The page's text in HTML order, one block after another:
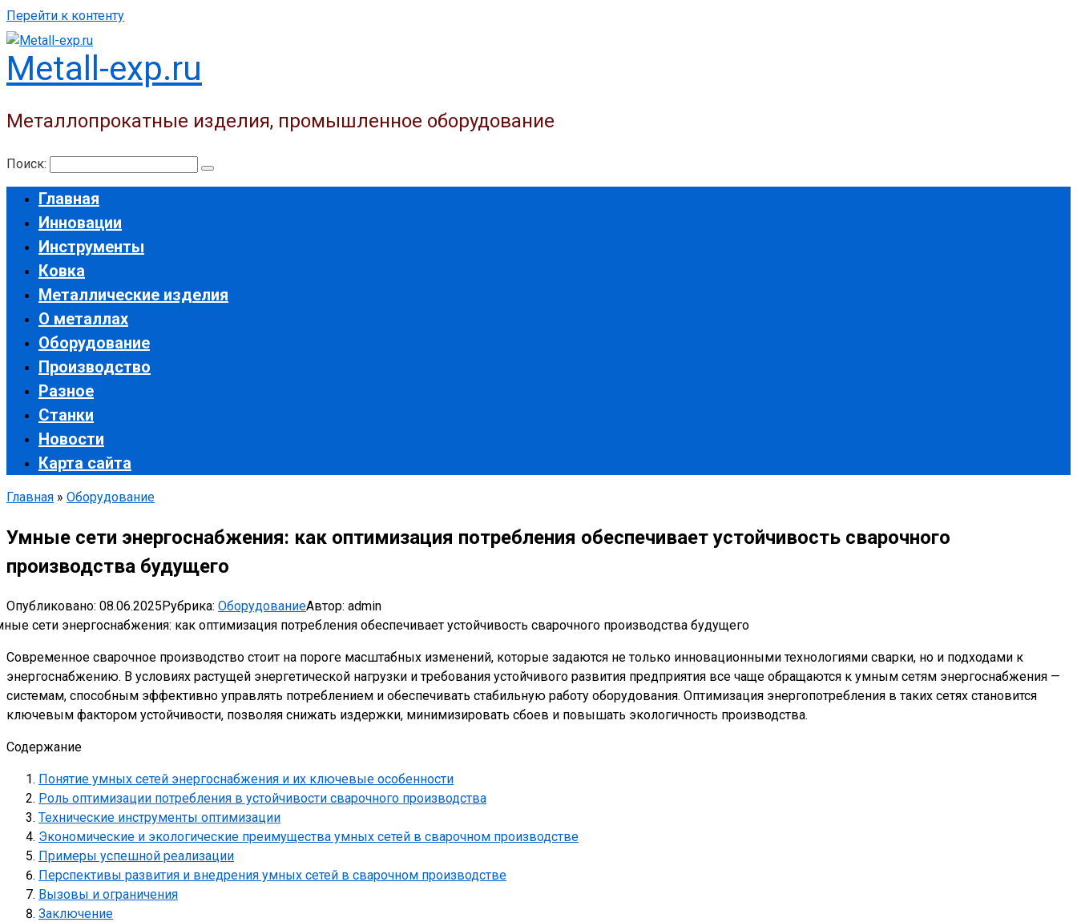
Перейти к контенту
Metall-exp.ru
Металлопрокатные изделия, промышленное оборудование
Поиск:
Главная
Инновации
Инструменты
Ковка
Металлические изделия
О металлах
Оборудование
Производство
Разное
Станки
Новости
Карта сайта
Главная » Оборудование
Умные сети энергоснабжения: как оптимизация потребления обеспечивает устойчивость сварочного
производства будущего
Опубликовано: 08.06.2025Рубрика: ОборудованиеАвтор: admin
Современное сварочное производство стоит на пороге масштабных изменений, которые задаются не только инновационными технологиями сварки, но и подходами к
энергоснабжению. В условиях растущей энергетической нагрузки и требования устойчивого развития предприятия все чаще обращаются к умным сетям энергоснабжения —
системам, способным эффективно управлять потреблением и обеспечивать стабильную работу оборудования. Оптимизация энергопотребления в таких сетях становится
ключевым фактором устойчивости, позволяя снижать издержки, минимизировать сбоев и повышать экологичность производства.
Содержание
Понятие умных сетей энергоснабжения и их ключевые особенности
Роль оптимизации потребления в устойчивости сварочного производства
Технические инструменты оптимизации
Экономические и экологические преимущества умных сетей в сварочном производстве
Примеры успешной реализации
Перспективы развития и внедрения умных сетей в сварочном производстве
Вызовы и ограничения
Заключение